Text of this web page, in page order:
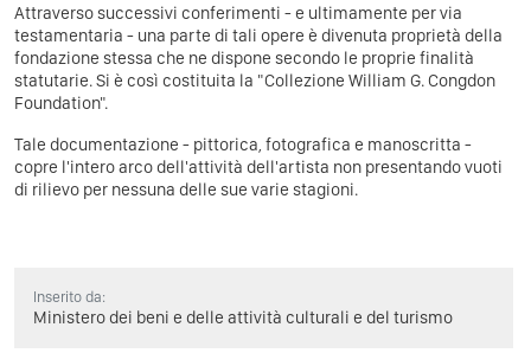
Attraverso successivi conferimenti - e ultimamente per via
testamentaria - una parte di tali opere è divenuta proprietà della
fondazione stessa che ne dispone secondo le proprie finalità
statutarie. Si è così costituita la "Collezione William G. Congdon
Foundation".
Tale documentazione - pittorica, fotografica e manoscritta -
copre l'intero arco dell'attività dell'artista non presentando vuoti
di rilievo per nessuna delle sue varie stagioni.
Inserito da:
Ministero dei beni e delle attività culturali e del turismo